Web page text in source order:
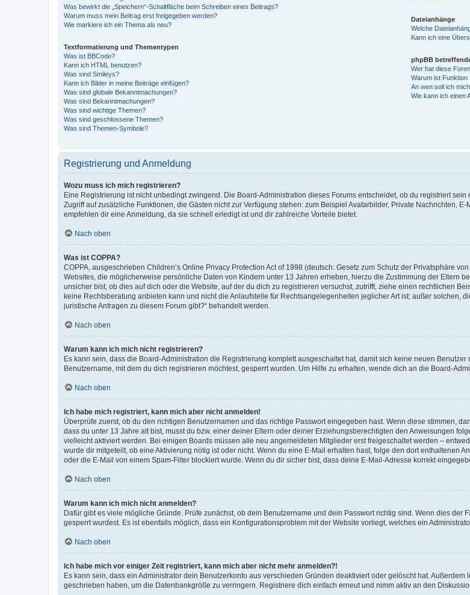
Was bewirkt die „Speichern“-Schaltfläche beim Schreiben eines Beitrags?
Warum muss mein Beitrag erst freigegeben werden?
Wie markiere ich ein Thema als neu?
Textformatierung und Thementypen
Was ist BBCode?
Kann ich HTML benutzen?
Was sind Smileys?
Kann ich Bilder in meine Beiträge einfügen?
Was sind globale Bekanntmachungen?
Was sind Bekanntmachungen?
Was sind wichtige Themen?
Was sind geschlossene Themen?
Was sind Themen-Symbole?
Dateianhänge
Welche
Kann ich eine
phpBB
Wer hat diese
Warum ist Funktion
An wen soll ich
Wie kann ich einen
Registrierung und Anmeldung
Wozu muss ich mich registrieren?
Eine Registrierung ist nicht unbedingt zwingend. Die Board-Administration dieses Forums entscheidet, ob du registriert
Zugriff auf zusätzliche Funktionen, die Gästen nicht zur Verfügung stehen: zum Beispiel Avatarbilder, Private Nachrichten,
empfehlen dir eine Anmeldung, da sie schnell erledigt ist und dir zahlreiche Vorteile bietet.
Nach oben
Was ist COPPA?
COPPA, ausgeschrieben Children’s Online Privacy Protection Act of 1998 (deutsch: Gesetz zum Schutz der Privatsphäre
Websites, die möglicherweise persönliche Daten von Kindern unter 13 Jahren erheben, hierzu die Zustimmung der Eltern
unsicher bist, ob dies auf dich oder die Website, auf der du dich zu registrieren versuchst, zutrifft, ziehe einen rechtlichen
keine Rechtsberatung anbieten kann und nicht die Anlaufstelle für Rechtsangelegenheiten jeglicher Art ist; außer solchen,
juristische Anfragen zu diesem Forum gibt?“ behandelt werden.
Nach oben
Warum kann ich mich nicht registrieren?
Es kann sein, dass die Board-Administration die Registrierung komplett ausgeschaltet hat, damit sich keine neuen
Benutzername, mit dem du dich registrieren möchtest, gesperrt wurden. Um Hilfe zu erhalten, wende dich an die Board-
Nach oben
Ich habe mich registriert, kann mich aber nicht anmelden!
Überprüfe zuerst, ob du den richtigen Benutzernamen und das richtige Passwort eingegeben hast. Wenn diese stimmen,
dass du unter 13 Jahre alt bist, musst du bzw. einer deiner Eltern oder deiner Erziehungsberechtigten den Anweisungen
vielleicht aktiviert werden. Bei einigen Boards müssen alle neu angemeldeten Mitglieder erst freigeschaltet werden –
wurde dir mitgeteilt, ob eine Aktivierung nötig ist oder nicht. Wenn du eine E-Mail erhalten hast, folge den dort enthaltenen
oder die E-Mail von einem Spam-Filter blockiert wurde. Wenn du dir sicher bist, dass deine E-Mail-Adresse korrekt
Nach oben
Warum kann ich mich nicht anmelden?
Dafür gibt es viele mögliche Gründe. Prüfe zunächst, ob dein Benutzername und dein Passwort richtig sind. Wenn dies
gesperrt wurdest. Es ist ebenfalls möglich, dass ein Konfigurationsproblem mit der Website vorliegt, welches ein
Nach oben
Ich habe mich vor einiger Zeit registriert, kann mich aber nicht mehr anmelden?!
Es kann sein, dass ein Administrator dein Benutzerkonto aus verschieden Gründen deaktiviert oder gelöscht hat.
geschrieben haben, um die Datenbankgröße zu verringern. Registriere dich einfach erneut und nimm aktiv an den